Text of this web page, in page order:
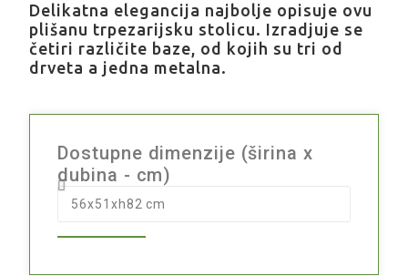
Delikatna elegancija najbolje opisuje ovu
plišanu trpezarijsku stolicu. Izradjuje se
četiri različite baze, od kojih su tri od
drveta a jedna metalna.
Dostupne dimenzije (širina x
dubina - cm)